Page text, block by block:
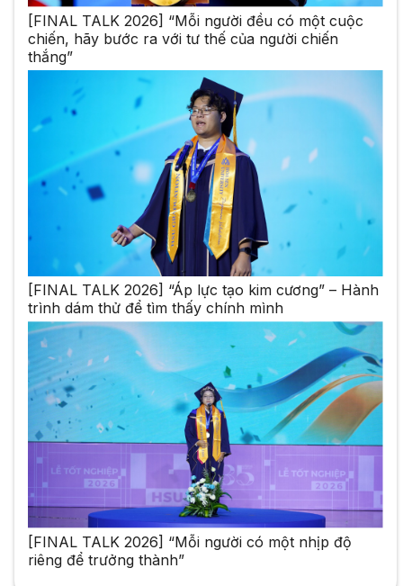
[FINAL TALK 2026] “Mỗi người đều có một cuộc
chiến, hãy bước ra với tư thế của người chiến
thắng”
[FINAL TALK 2026] “Áp lực tạo kim cương” – Hành
trình dám thử để tìm thấy chính mình
[FINAL TALK 2026] “Mỗi người có một nhịp độ
riêng để trưởng thành”